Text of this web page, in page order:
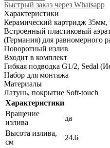
Быстрый заказ через Whatsapp
Характеристики
Керамический картридж 35мм,
Встроенный пластиковый
(Германия) для равномерного
Поворотный излив
Входит в комплект
Гибкая подводка G1/2, Sedal
Набор для монтажа
Материалы
Латунь, покрытие Soft-touch
Характеристики
Вращение
излива
да
Высота излива,
см
24.6